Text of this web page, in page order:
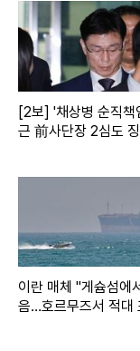
[2보] '채상병 순직책
근 前사단장 2심도
이란 매체 "게슘섬에
음…호르무즈서 적대